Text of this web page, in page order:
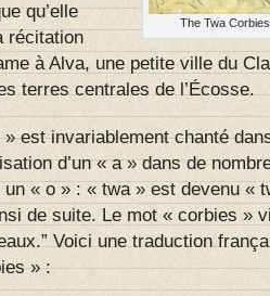
The Twa
qu’elle
récitation
à Alva, une petite ville du
terres centrales de l’Écosse.
» est invariablement chanté
d’un « a » dans de
un « o » : « twa » est devenu «
de suite. Le mot « corbies »
Voici une traduction
» :